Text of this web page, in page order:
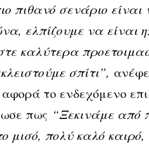
πιθανό σενάριο
ελπίζουμε να είναι
καλύτερα
σπίτι”,
το ενδεχόμενο
πως “Ξεκινάμε από
μισό, πολύ καλό